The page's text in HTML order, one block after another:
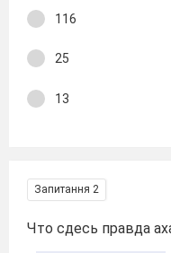
116
25
13
Запитання 2
Что сдесь правда